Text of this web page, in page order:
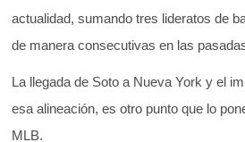
actualidad, sumando tres lideratos de
de manera consecutivas en las
La llegada de Soto a Nueva York y el
esa alineación, es otro punto que lo
MLB.